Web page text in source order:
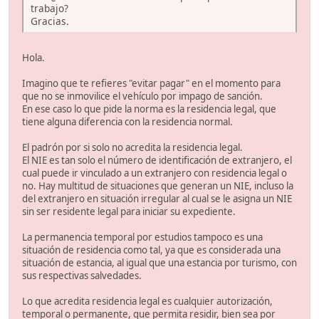
trabajo?
Gracias.
Hola.
Imagino que te refieres "evitar pagar" en el momento para
que no se inmovilice el vehículo por impago de sanción.
En ese caso lo que pide la norma es la residencia legal, que
tiene alguna diferencia con la residencia normal.
El padrón por si solo no acredita la residencia legal.
El NIE es tan solo el número de identificación de extranjero, el
cual puede ir vinculado a un extranjero con residencia legal o
no. Hay multitud de situaciones que generan un NIE, incluso la
del extranjero en situación irregular al cual se le asigna un NIE
sin ser residente legal para iniciar su expediente.
La permanencia temporal por estudios tampoco es una
situación de residencia como tal, ya que es considerada una
situación de estancia, al igual que una estancia por turismo, con
sus respectivas salvedades.
Lo que acredita residencia legal es cualquier autorización,
temporal o permanente, que permita residir, bien sea por